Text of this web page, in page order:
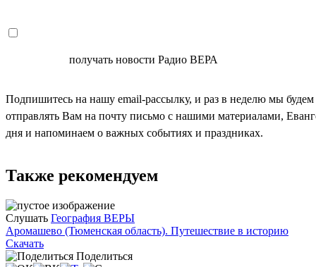
получать новости Радио ВЕРА
Подпишитесь на нашу email-рассылку, и раз в неделю мы будем
отправлять Вам на почту письмо с нашими материалами,
дня и напоминаем о важных событиях и праздниках.
Также рекомендуем
Слушать География ВЕРЫ
Аромашево (Тюменская область). Путешествие в историю
Скачать
Поделиться